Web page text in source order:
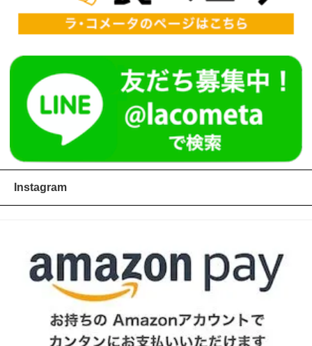
Instagram